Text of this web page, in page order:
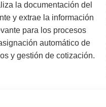
la documentación del
y extrae la información
para los procesos
automático de
y gestión de cotización.